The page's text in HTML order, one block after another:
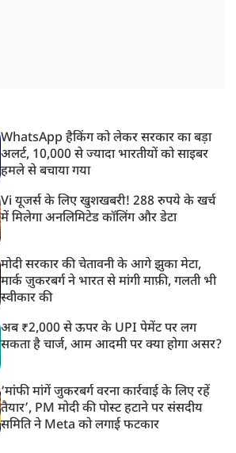
WhatsApp हैकिंग को लेकर सरकार का बड़ा
अलर्ट, 10,000 से ज्यादा भारतीयों को साइबर
हमले से बचाया गया
Vi यूजर्स के लिए खुशखबरी! 288 रुपये के खर्च
में मिलेगा अनलिमिटेड कॉलिंग और डेटा
मोदी सरकार की चेतावनी के आगे झुका मेटा,
मार्क ज़ुकरबर्ग ने भारत से मांगी माफ़ी, गलती भी
स्वीकार की
अब ₹2,000 से ऊपर के UPI पेमेंट पर लग
सकता है चार्ज, आम आदमी पर क्या होगा असर?
‘मांफी मांगें जुकरबर्ग वरना कार्रवाई के लिए रहें
तैयार’, PM मोदी की पोस्ट हटाने पर संसदीय
समिति ने Meta को लगाई फटकार